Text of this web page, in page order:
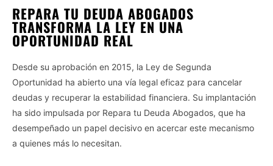
REPARA TU DEUDA ABOGADOS
TRANSFORMA LA LEY EN UNA
OPORTUNIDAD REAL
Desde su aprobación en 2015, la Ley de Segunda
Oportunidad ha abierto una vía legal eficaz para cancelar
deudas y recuperar la estabilidad financiera. Su implantación
ha sido impulsada por Repara tu Deuda Abogados, que ha
desempeñado un papel decisivo en acercar este mecanismo
a quienes más lo necesitan.